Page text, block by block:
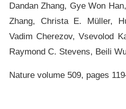
Dandan Zhang, Gye Won
Zhang, Christa E. Müller,
Vadim Cherezov, Vsevolod
Raymond C. Stevens, Beili
Nature volume 509, pages